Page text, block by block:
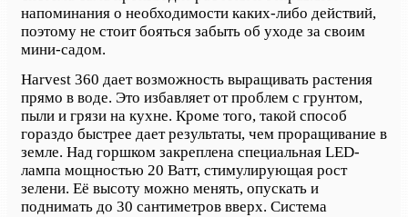
напоминания о необходимости каких-либо действий,
поэтому не стоит бояться забыть об уходе за своим
мини-садом.
Harvest 360 дает возможность выращивать растения
прямо в воде. Это избавляет от проблем с грунтом,
пыли и грязи на кухне. Кроме того, такой способ
гораздо быстрее дает результаты, чем проращивание в
земле. Над горшком закреплена специальная LED-
лампа мощностью 20 Ватт, стимулирующая рост
зелени. Её высоту можно менять, опускать и
поднимать до 30 сантиметров вверх. Система